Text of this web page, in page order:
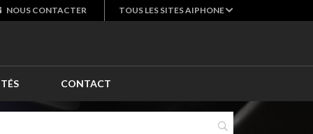
NOUS CONTACTER TOUS LES SITES AIPHONE
CONTACT